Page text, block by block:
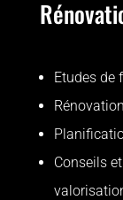
Etudes de
Conseils